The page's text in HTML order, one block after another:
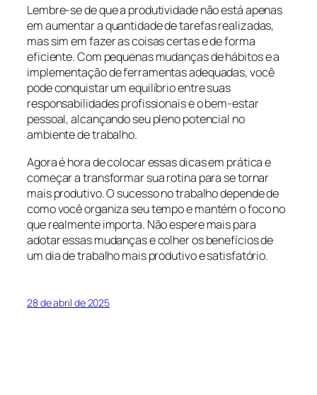
Lembre-se de que a produtividade não está apenas
em aumentar a quantidade de tarefas realizadas,
mas sim em fazer as coisas certas e de forma
eficiente. Com pequenas mudanças de hábitos e a
implementação de ferramentas adequadas, você
pode conquistar um equilíbrio entre suas
responsabilidades profissionais e o bem-estar
pessoal, alcançando seu pleno potencial no
ambiente de trabalho.
Agora é hora de colocar essas dicas em prática e
começar a transformar sua rotina para se tornar
mais produtivo. O sucesso no trabalho depende de
como você organiza seu tempo e mantém o foco no
que realmente importa. Não espere mais para
adotar essas mudanças e colher os benefícios de
um dia de trabalho mais produtivo e satisfatório.
28 de abril de 2025